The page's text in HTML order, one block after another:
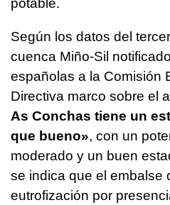
potable.
Según los datos del
cuenca Miño-Sil
españolas a la Comisión
Directiva marco sobre el
As Conchas tiene un
que bueno», con un
moderado y un buen
se indica que el embalse
eutrofización por